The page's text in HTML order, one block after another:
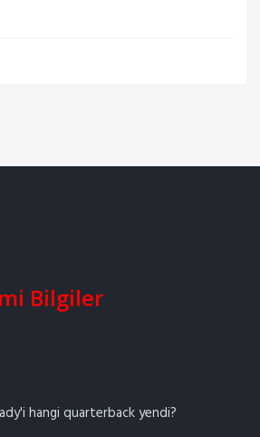
Bilgiler
hangi quarterback yendi?